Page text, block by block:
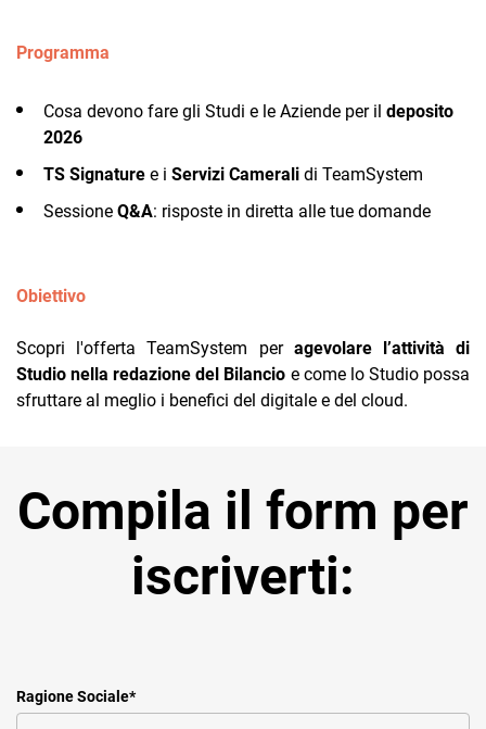
Trust Services
TeamSystem Corporate
TeamSystem Store
Programma
Cosa devono fare gli Studi e le Aziende per il deposito
2026
TS Signature e i Servizi Camerali di TeamSystem
Sessione Q&A: risposte in diretta alle tue domande
Obiettivo
Scopri l'offerta TeamSystem per agevolare l’attività di
Studio nella redazione del Bilancio e come lo Studio possa
sfruttare al meglio i benefici del digitale e del cloud.
Compila il form per
iscriverti:
Ragione Sociale*